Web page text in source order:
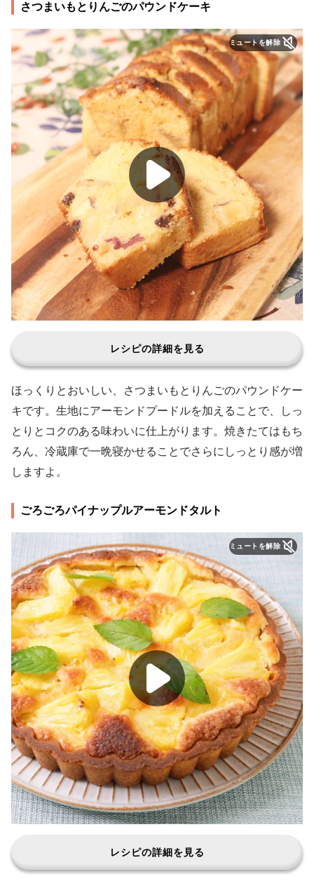
さつまいもとりんごのパウンドケーキ
ミュートを解除
レシピの詳細を見る
ほっくりとおいしい、さつまいもとりんごのパウンドケー
キです。生地にアーモンドプードルを加えることで、しっ
とりとコクのある味わいに仕上がります。焼きたてはもち
ろん、冷蔵庫で一晩寝かせることでさらにしっとり感が増
しますよ。
ごろごろパイナップルアーモンドタルト
ミュートを解除
レシピの詳細を見る